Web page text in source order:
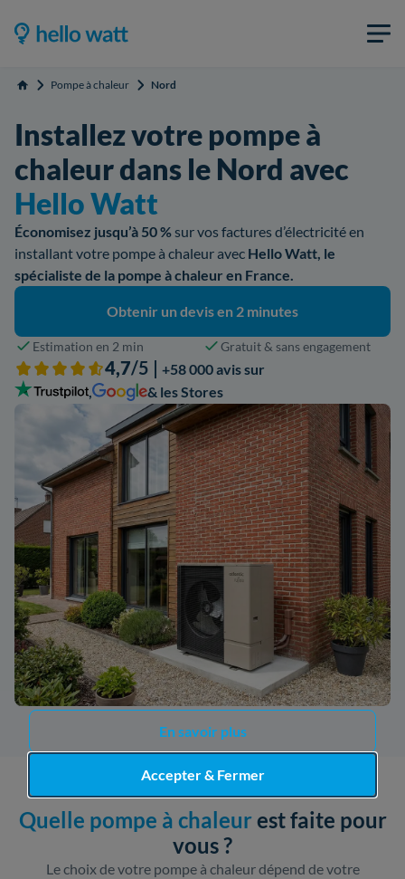
Accueil Pompe à chaleur Nord
Continuer sans accepter
Pouvons-nous utiliser des cookies ?
En utilisant notre site, vous acceptez l’utilisation de cookies
qui permettent de personnaliser votre navigation et
d’améliorer les performances du site. En savoir plus sur
notrepolitique d'utilisation de cookies.
En savoir plus
Accepter & Fermer
Installez votre pompe à
chaleur dans le Nord avec
Hello Watt
Économisez jusqu’à 50 %sur vos factures d’électricité en
installant votre pompe à chaleur avec Hello Watt, le
spécialiste de la pompe à chaleur en France.
Obtenir un devis en 2 minutes
Estimation en 2 min Gratuit & sans engagement
4,7/5 | +58 000 avis sur
,
& les Stores
Quelle pompe à chaleurest faite pour
vous ?
Le choix de votre pompe à chaleur dépend de votre